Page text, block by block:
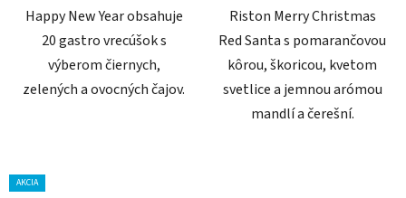
Happy New Year obsahuje
20 gastro vrecúšok s
výberom čiernych,
zelených a ovocných čajov.
Riston Merry Christmas
Red Santa s pomarančovou
kôrou, škoricou, kvetom
svetlice a jemnou arómou
mandlí a čerešní.
AKCIA